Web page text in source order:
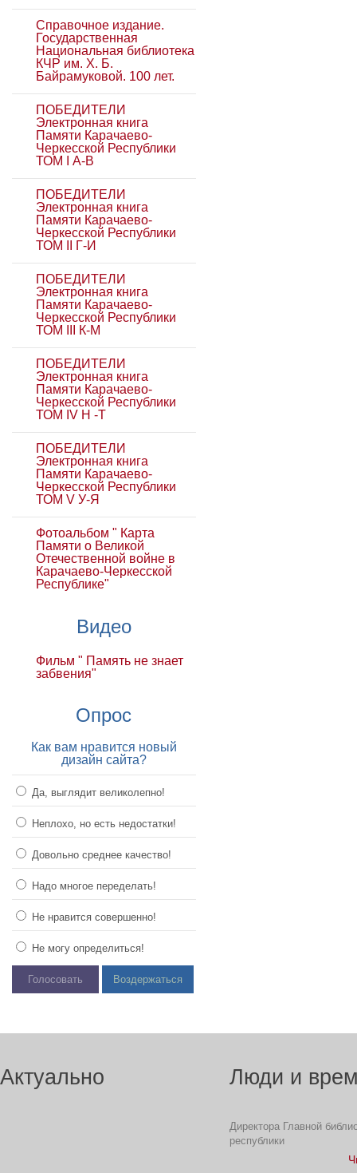
Справочное издание.
Государственная
Национальная библиотека
КЧР им. Х. Б.
Байрамуковой. 100 лет.
ПОБЕДИТЕЛИ
Электронная книга
Памяти Карачаево-
Черкесской Республики
ТОМ I А-В
ПОБЕДИТЕЛИ
Электронная книга
Памяти Карачаево-
Черкесской Республики
ТОМ II Г-И
ПОБЕДИТЕЛИ
Электронная книга
Памяти Карачаево-
Черкесской Республики
ТОМ III К-М
ПОБЕДИТЕЛИ
Электронная книга
Памяти Карачаево-
Черкесской Республики
ТОМ IV Н -Т
ПОБЕДИТЕЛИ
Электронная книга
Памяти Карачаево-
Черкесской Республики
ТОМ V У-Я
Фотоальбом " Карта
Памяти о Великой
Отечественной войне в
Карачаево-Черкесской
Республике"
Видео
Фильм " Память не знает
забвения"
Опрос
Как вам нравится новый
дизайн сайта?
Да, выглядит великолепно!
Неплохо, но есть недостатки!
Довольно среднее качество!
Надо многое переделать!
Не нравится совершенно!
Не могу определиться!
Голосовать Воздержаться
Актуально Люди и
Директора Главной
республики